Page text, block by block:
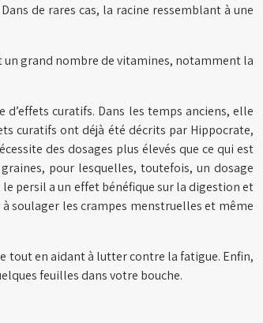
de rares cas, la racine ressemblant à une
grand nombre de vitamines, notamment la
curatifs. Dans les temps anciens, elle
curatifs ont déjà été décrits par Hippocrate,
des dosages plus élevés que ce qui est
pour lesquelles, toutefois, un dosage
persil a un effet bénéfique sur la digestion et
soulager les crampes menstruelles et même
tout en aidant à lutter contre la fatigue. Enfin,
feuilles dans votre bouche.